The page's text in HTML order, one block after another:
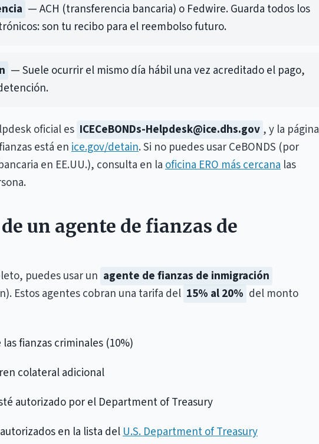
— ACH (transferencia bancaria) o Fedwire. Guarda todos los
son tu recibo para el reembolso futuro.
— Suele ocurrir el mismo día hábil una vez acreditado el pago,
oficial es ICECeBONDs-Helpdesk@ice.dhs.gov , y la página
está enice.gov/detain. Si no puedes usar CeBONDS (por
en EE.UU.), consulta en laoficina ERO más cercana las
un agente de fianzas de
puedes usar un agente de fianzas de inmigración
Estos agentes cobran una tarifa del 15% al 20% del monto
fianzas criminales (10%)
colateral adicional
autorizado por el Department of Treasury
en la lista delU.S. Department of Treasury